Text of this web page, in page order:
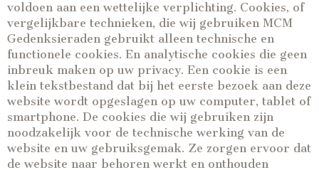
voldoen aan een wettelijke verplichting. Cookies, of
vergelijkbare technieken, die wij gebruiken MCM
Gedenksieraden gebruikt alleen technische en
functionele cookies. En analytische cookies die geen
inbreuk maken op uw privacy. Een cookie is een
klein tekstbestand dat bij het eerste bezoek aan deze
website wordt opgeslagen op uw computer, tablet of
smartphone. De cookies die wij gebruiken zijn
noodzakelijk voor de technische werking van de
website en uw gebruiksgemak. Ze zorgen ervoor dat
de website naar behoren werkt en onthouden